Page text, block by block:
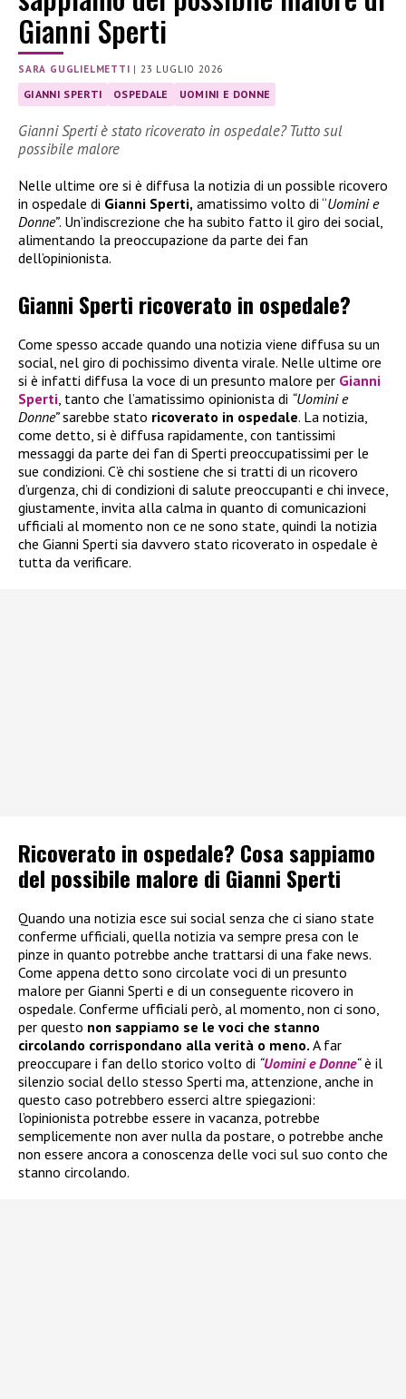
Gianni Sperti
SARA GUGLIELMETTI |23 LUGLIO 2026
GIANNI SPERTI OSPEDALE UOMINI E DONNE
Gianni Sperti è stato ricoverato in ospedale? Tutto sul
possibile malore
Nelle ultime ore si è diffusa la notizia di un possible ricovero
in ospedale di Gianni Sperti, amatissimo volto di “Uomini e
Donne”. Un’indiscrezione che ha subito fatto il giro dei social,
alimentando la preoccupazione da parte dei fan
dell’opinionista.
Gianni Sperti ricoverato in ospedale?
Come spesso accade quando una notizia viene diffusa su un
social, nel giro di pochissimo diventa virale. Nelle ultime ore
si è infatti diffusa la voce di un presunto malore per Gianni
Sperti , tanto che l’amatissimo opinionista di “Uomini e
Donne”sarebbe stato ricoverato in ospedale. La notizia,
come detto, si è diffusa rapidamente, con tantissimi
messaggi da parte dei fan di Sperti preoccupatissimi per le
sue condizioni. C’è chi sostiene che si tratti di un ricovero
d’urgenza, chi di condizioni di salute preoccupanti e chi invece,
giustamente, invita alla calma in quanto di comunicazioni
ufficiali al momento non ce ne sono state, quindi la notizia
che Gianni Sperti sia davvero stato ricoverato in ospedale è
tutta da verificare.
Ricoverato in ospedale? Cosa sappiamo
del possibile malore di Gianni Sperti
Quando una notizia esce sui social senza che ci siano state
conferme ufficiali, quella notizia va sempre presa con le
pinze in quanto potrebbe anche trattarsi di una fake news.
Come appena detto sono circolate voci di un presunto
malore per Gianni Sperti e di un conseguente ricovero in
ospedale. Conferme ufficiali però, al momento, non ci sono,
per questo non sappiamo se le voci che stanno
circolando corrispondano alla verità o meno. A far
preoccupare i fan dello storico volto di “Uomini e Donne“è il
silenzio social dello stesso Sperti ma, attenzione, anche in
questo caso potrebbero esserci altre spiegazioni:
l’opinionista potrebbe essere in vacanza, potrebbe
semplicemente non aver nulla da postare, o potrebbe anche
non essere ancora a conoscenza delle voci sul suo conto che
stanno circolando.